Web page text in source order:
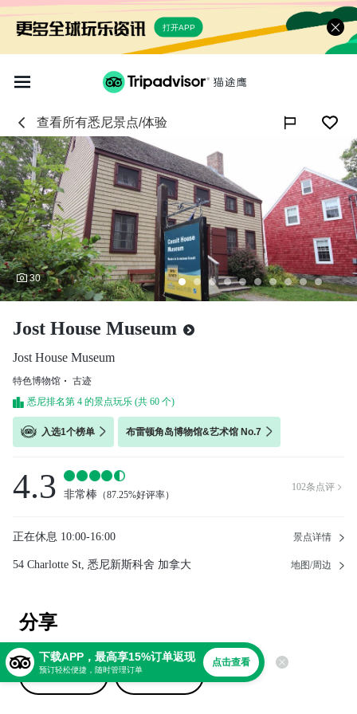
打开APP
查看所有悉尼景点/体验
30
Jost House Museum
Jost House Museum
特色博物馆
古迹
悉尼排名第 4 的景点玩乐 (共 60 个)
入选1个榜单 布雷顿角岛博物馆&艺术馆 No.7
4.3 非常棒 （87.25%好评率）
102条点评 
正在休息 10:00-16:00 景点详情
54 Charlotte St, 悉尼新斯科舍 加拿大 地图/周边
分享
撰写点评 上传照片
下载APP，最高享15%订单返现
预订轻松便捷，随时管理订单
点击查看